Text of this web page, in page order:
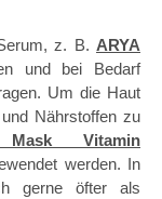
z. B. ARYA
und bei Bedarf
Um die Haut
Nährstoffen zu
Mask Vitamin
werden. In
gerne öfter als